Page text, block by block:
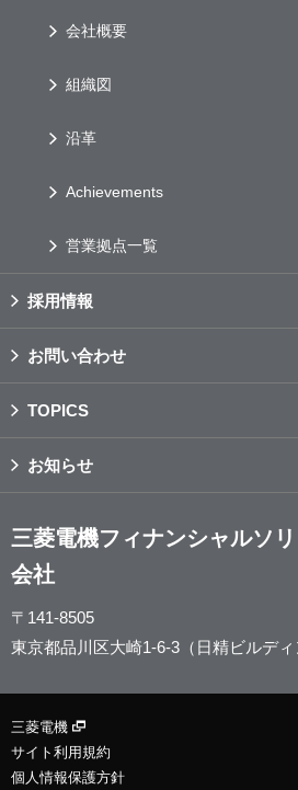
会社概要
組織図
沿革
Achievements
営業拠点一覧
採用情報
お問い合わせ
TOPICS
お知らせ
三菱電機フィナンシャルソ
会社
〒141-8505
東京都品川区大崎1-6-3（日精ビルディ
三菱電機
サイト利用規約
個人情報保護方針